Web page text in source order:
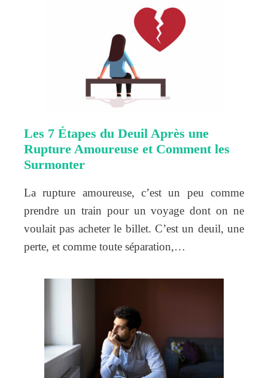
Les 7 Étapes du Deuil Après une
Rupture Amoureuse et Comment les
Surmonter
La rupture amoureuse, c’est un peu comme
prendre un train pour un voyage dont on ne
voulait pas acheter le billet. C’est un deuil, une
perte, et comme toute séparation,…